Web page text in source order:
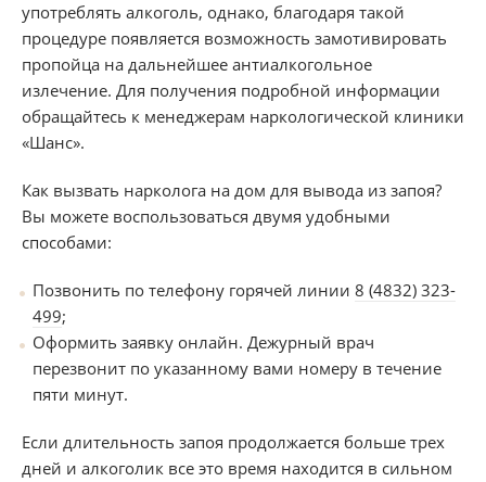
употреблять алкоголь, однако, благодаря такой
процедуре появляется возможность замотивировать
пропойца на дальнейшее антиалкогольное
излечение. Для получения подробной информации
обращайтесь к менеджерам наркологической клиники
«Шанс».
Как вызвать нарколога на дом для вывода из запоя?
Вы можете воспользоваться двумя удобными
способами:
Позвонить по телефону горячей линии 8 (4832) 323-
499;
Оформить заявку онлайн. Дежурный врач
перезвонит по указанному вами номеру в течение
пяти минут.
Если длительность запоя продолжается больше трех
дней и алкоголик все это время находится в сильном